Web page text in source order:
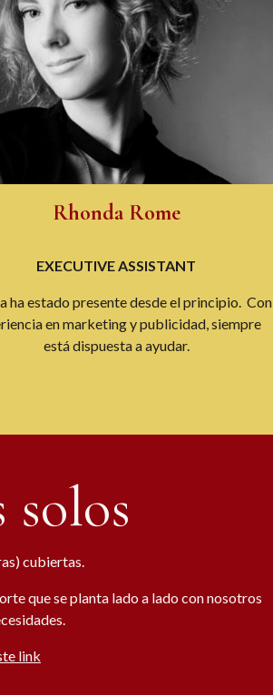
Rhonda Rome
EXECUTIVE ASSISTANT
ha estado presente desde el principio. Con
en marketing y publicidad, siempre
está dispuesta a ayudar.
cubiertas.
que se planta lado a lado con nosotros
link